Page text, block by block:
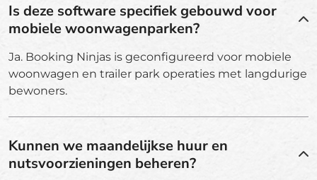
Is deze software specifiek gebouwd voor
mobiele woonwagenparken?
Ja. Booking Ninjas is geconfigureerd voor mobiele
woonwagen en trailer park operaties met langdurige
bewoners.
Kunnen we maandelijkse huur en
nutsvoorzieningen beheren?